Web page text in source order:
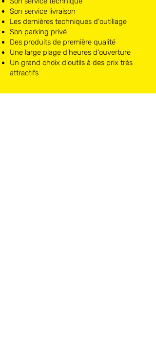
Son service livraison
Les dernières techniques d'outillage
Son parking privé
Des produits de première qualité
Une large plage d'heures d'ouverture
Un grand choix d'outils à des prix très
attractifs